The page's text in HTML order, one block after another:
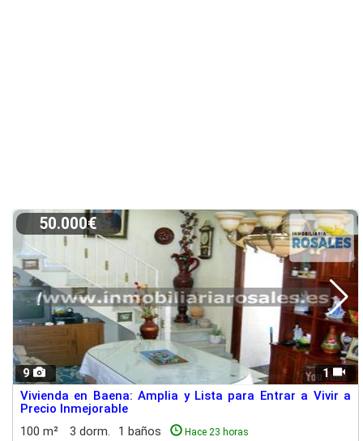
9 1
50.000€
Vivienda en Baena: Amplia y Lista para Entrar a Vivir a
Precio Inmejorable
100 m²
3 dorm. 1 baños Hace 23 horas